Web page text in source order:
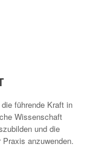
führende Kraft in
Wissenschaft
und die
anzuwenden.